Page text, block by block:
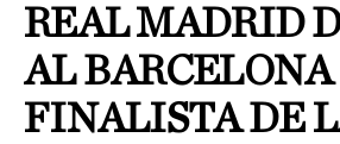
REAL MADRID
AL BARCELONA
FINALISTA DE